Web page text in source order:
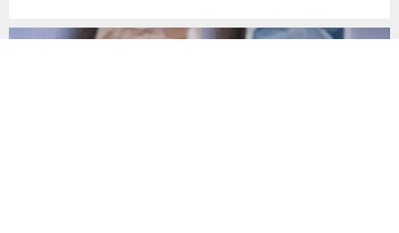
edilirken çiftçiler hava, su...